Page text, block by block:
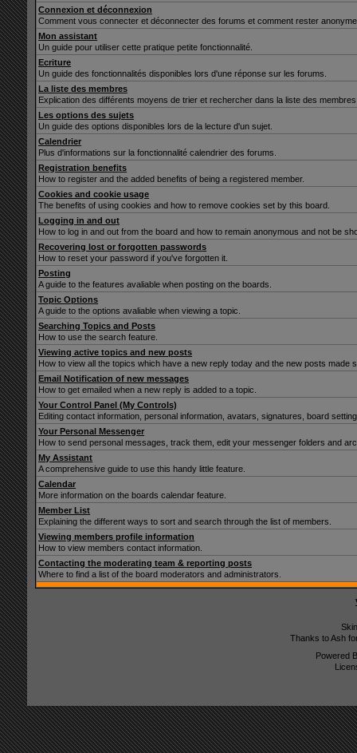
Connexion et déconnexion
Comment vous connecter et déconnecter des forums et comment rester
Mon assistant
Un guide pour utiliser cette pratique petite fonctionnalité.
Ecriture
Un guide des fonctionnalités disponibles lors d'une réponse sur les forums.
La liste des membres
Explication des différents moyens de trier et rechercher dans la liste des
Les options des sujets
Un guide des options disponibles lors de la lecture d'un sujet.
Calendrier
Plus d'informations sur la fonctionnalité calendrier des forums.
Registration benefits
How to register and the added benefits of being a registered member.
Cookies and cookie usage
The benefits of using cookies and how to remove cookies set by this board.
Logging in and out
How to log in and out from the board and how to remain anonymous and not be
Recovering lost or forgotten passwords
How to reset your password if you've forgotten it.
Posting
A guide to the features avaliable when posting on the boards.
Topic Options
A guide to the options avaliable when viewing a topic.
Searching Topics and Posts
How to use the search feature.
Viewing active topics and new posts
How to view all the topics which have a new reply today and the new posts made
Email Notification of new messages
How to get emailed when a new reply is added to a topic.
Your Control Panel (My Controls)
Editing contact information, personal information, avatars, signatures, board
Your Personal Messenger
How to send personal messages, track them, edit your messenger folders and
My Assistant
A comprehensive guide to use this handy little feature.
Calendar
More information on the boards calendar feature.
Member List
Explaining the different ways to sort and search through the list of members.
Viewing members profile information
How to view members contact information.
Contacting the moderating team & reporting posts
Where to find a list of the board moderators and administrators.
Thanks to Ash
Powered